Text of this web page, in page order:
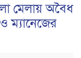
মেলায় অবৈধ
ম্যানেজের